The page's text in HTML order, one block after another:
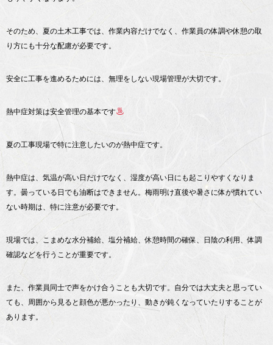
そのため、夏の土木工事では、作業内容だけでなく、作業員の体調や休憩の取
り方にも十分な配慮が必要です。
安全に工事を進めるためには、無理をしない現場管理が大切です。
熱中症対策は安全管理の基本です
夏の工事現場で特に注意したいのが熱中症です。
熱中症は、気温が高い日だけでなく、湿度が高い日にも起こりやすくなりま
す。曇っている日でも油断はできません。梅雨明け直後や暑さに体が慣れてい
ない時期は、特に注意が必要です。
現場では、こまめな水分補給、塩分補給、休憩時間の確保、日陰の利用、体調
確認などを行うことが重要です。
また、作業員同士で声をかけ合うことも大切です。自分では大丈夫と思ってい
ても、周囲から見ると顔色が悪かったり、動きが鈍くなっていたりすることが
あります。